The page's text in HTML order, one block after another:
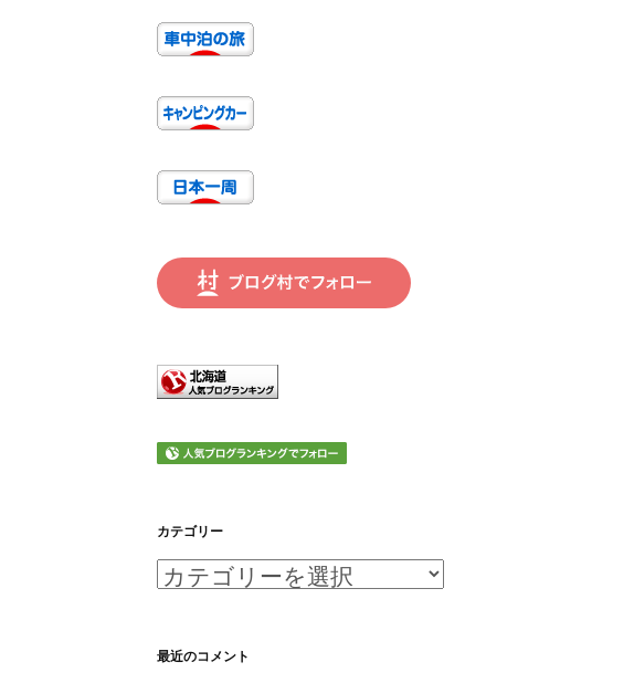
カテゴリー
カ
ゴ
最近のコメント